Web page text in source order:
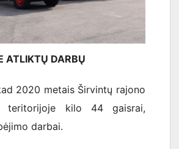
ATLIKTŲ DARBŲ
2020 metais Širvintų rajono
teritorijoje kilo 44 gaisrai,
darbai.